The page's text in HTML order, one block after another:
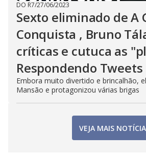
DO R7/27/06/2023
Sexto eliminado de A
Conquista , Bruno
críticas e cutuca as
Respondendo Tweets
Embora muito divertido e brincalhão,
Mansão e protagonizou várias brigas
VEJA MAIS